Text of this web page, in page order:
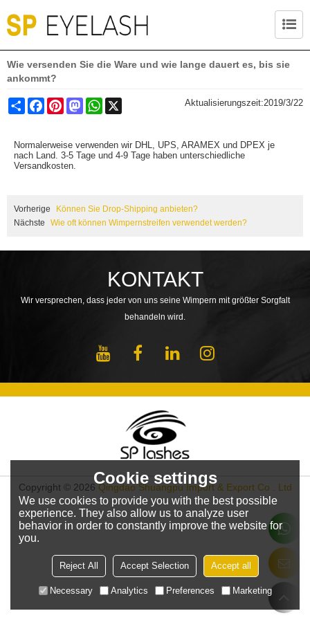
Wie versenden Sie die Ware und wie lange dauert es, bis sie
ankommt?
Share FacebookPinterestMastodonWhatsApp Aktualisierungszeit:2019/3/22
Normalerweise verwenden wir DHL, UPS, ARAMEX und DPEX je
nach Land. 3-5 Tage und 4-9 Tage haben unterschiedliche
Versandkosten.
Vorherige
Können Sie Drop-Shipping anbieten?
Nächste
Wie oft können Wimpernstreifen verwendet werden?
KONTAKT
Wir versprechen, dass jeder von uns seine Wimpern mit größter Sorgfalt
behandeln wird.
Copyright © 2026Qingdao Shuangpu Import & Export Co . Ltd
Cookie settings
We use cookies to provide you with the best possible
experience. They also allow us to analyze user
behavior in order to constantly improve the website for
you.
Reject All Accept Selection Accept all
Necessary Analytics Preferences Marketing